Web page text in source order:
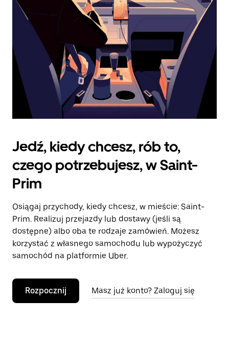
kalendarz.
Jedź, kiedy chcesz, rób to,
czego potrzebujesz, w Saint-
Prim
Osiągaj przychody, kiedy chcesz, w mieście: Saint-
Prim. Realizuj przejazdy lub dostawy (jeśli są
dostępne) albo oba te rodzaje zamówień. Możesz
korzystać z własnego samochodu lub wypożyczyć
samochód na platformie Uber.
Rozpocznij Masz już konto? Zaloguj się